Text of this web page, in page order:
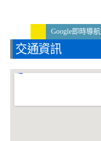
Google即時導航
交通資訊